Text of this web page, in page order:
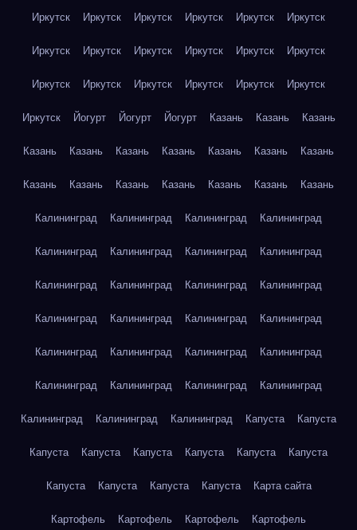
Иркутск Иркутск Иркутск Иркутск Иркутск Иркутск
Иркутск Иркутск Иркутск Иркутск Иркутск Иркутск
Иркутск Иркутск Иркутск Иркутск Иркутск Иркутск
Иркутск Йогурт Йогурт Йогурт Казань Казань Казань
Казань Казань Казань Казань Казань Казань Казань
Казань Казань Казань Казань Казань Казань Казань
Калининград Калининград Калининград Калининград
Калининград Калининград Калининград Калининград
Калининград Калининград Калининград Калининград
Калининград Калининград Калининград Калининград
Калининград Калининград Калининград Калининград
Калининград Калининград Калининград Калининград
Калининград Калининград Калининград Капуста Капуста
Капуста Капуста Капуста Капуста Капуста Капуста
Капуста Капуста Капуста Капуста Карта сайта
Картофель Картофель Картофель Картофель